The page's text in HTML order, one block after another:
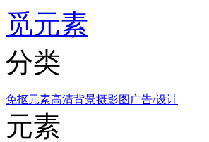
觅元素
分类
免抠元素高清背景摄影图 广告/设计
元素